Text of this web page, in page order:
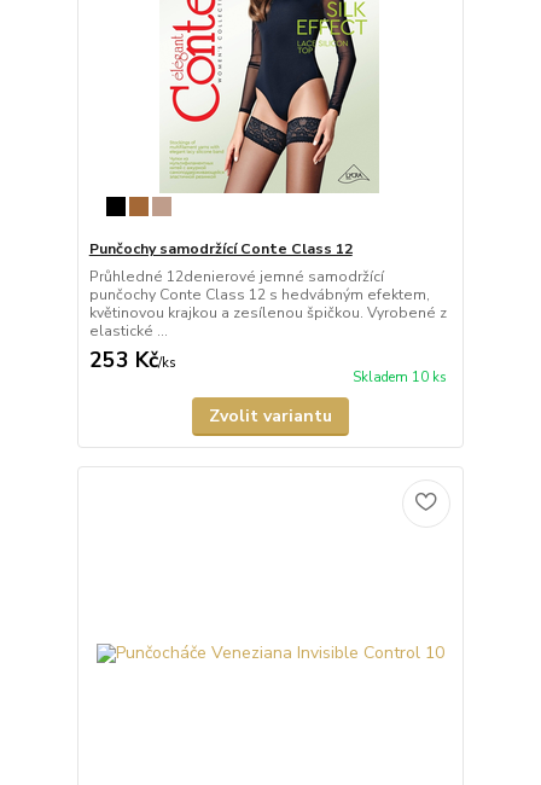
Punčochy samodržící Conte Class 12
Průhledné 12denierové jemné samodržící
punčochy Conte Class 12 s hedvábným efektem,
květinovou krajkou a zesílenou špičkou. Vyrobené z
elastické ...
253 Kč/ks
Skladem 10 ks
Zvolit variantu